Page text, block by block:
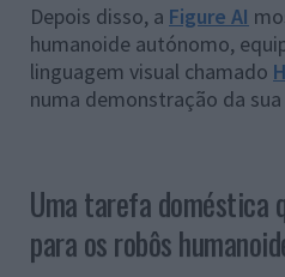
Depois disso, a Figure AI
humanoide autónomo,
linguagem visual chamado
numa demonstração da
Uma tarefa doméstica
para os robôs